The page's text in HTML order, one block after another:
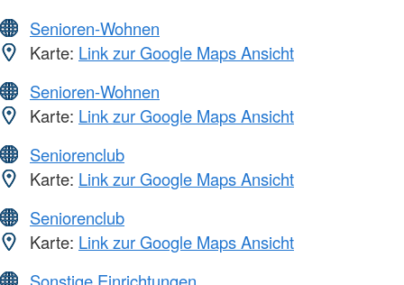
Senioren-Wohnen
Karte: Link zur Google Maps Ansicht
Senioren-Wohnen
Karte: Link zur Google Maps Ansicht
Seniorenclub
Karte: Link zur Google Maps Ansicht
Seniorenclub
Karte: Link zur Google Maps Ansicht